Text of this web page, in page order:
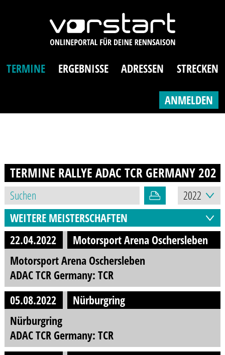
TERMINE ERGEBNISSE ADRESSEN STRECKEN
ANMELDEN
TERMINE RALLYE ADAC TCR GERMANY2022
WEITERE MEISTERSCHAFTEN
22.04.2022
Motorsport Arena Oschersleben
Motorsport Arena Oschersleben
ADAC TCR Germany: TCR
05.08.2022
Nürburgring
Nürburgring
ADAC TCR Germany: TCR